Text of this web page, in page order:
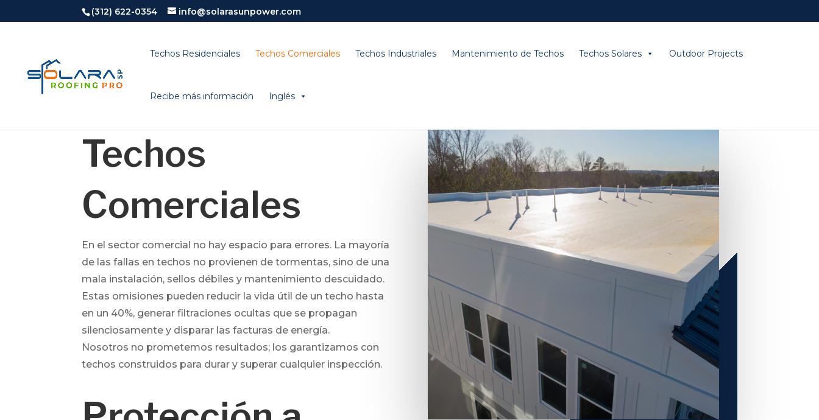
(312) 622-0354 info@solarasunpower.com
Techos Residenciales Techos Comerciales Techos Industriales Mantenimiento de Techos Techos Solares Outdoor Projects
Recibe más información Inglés
Techos
Comerciales
En el sector comercial no hay espacio para errores. La mayoría
de las fallas en techos no provienen de tormentas, sino de una
mala instalación, sellos débiles y mantenimiento descuidado.
Estas omisiones pueden reducir la vida útil de un techo hasta
en un 40%, generar filtraciones ocultas que se propagan
silenciosamente y disparar las facturas de energía.
Nosotros no prometemos resultados; los garantizamos con
techos construidos para durar y superar cualquier inspección.